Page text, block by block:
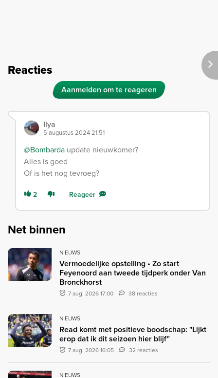
Reacties
Aanmelden om te reageren
Ilya
5 augustus 2024 21:51
@Bombarda update nieuwkomer?
Alles is goed
Of is het nog tevroeg?
2 Reageer
Net binnen
NIEUWS
Vermoedelijke opstelling • Zo start
Feyenoord aan tweede tijdperk onder Van
Bronckhorst
7 aug. 2026 17:00 38 reacties
NIEUWS
Read komt met positieve boodschap: "Lijkt
erop dat ik dit seizoen hier blijf"
7 aug. 2026 16:05 32 reacties
NIEUWS